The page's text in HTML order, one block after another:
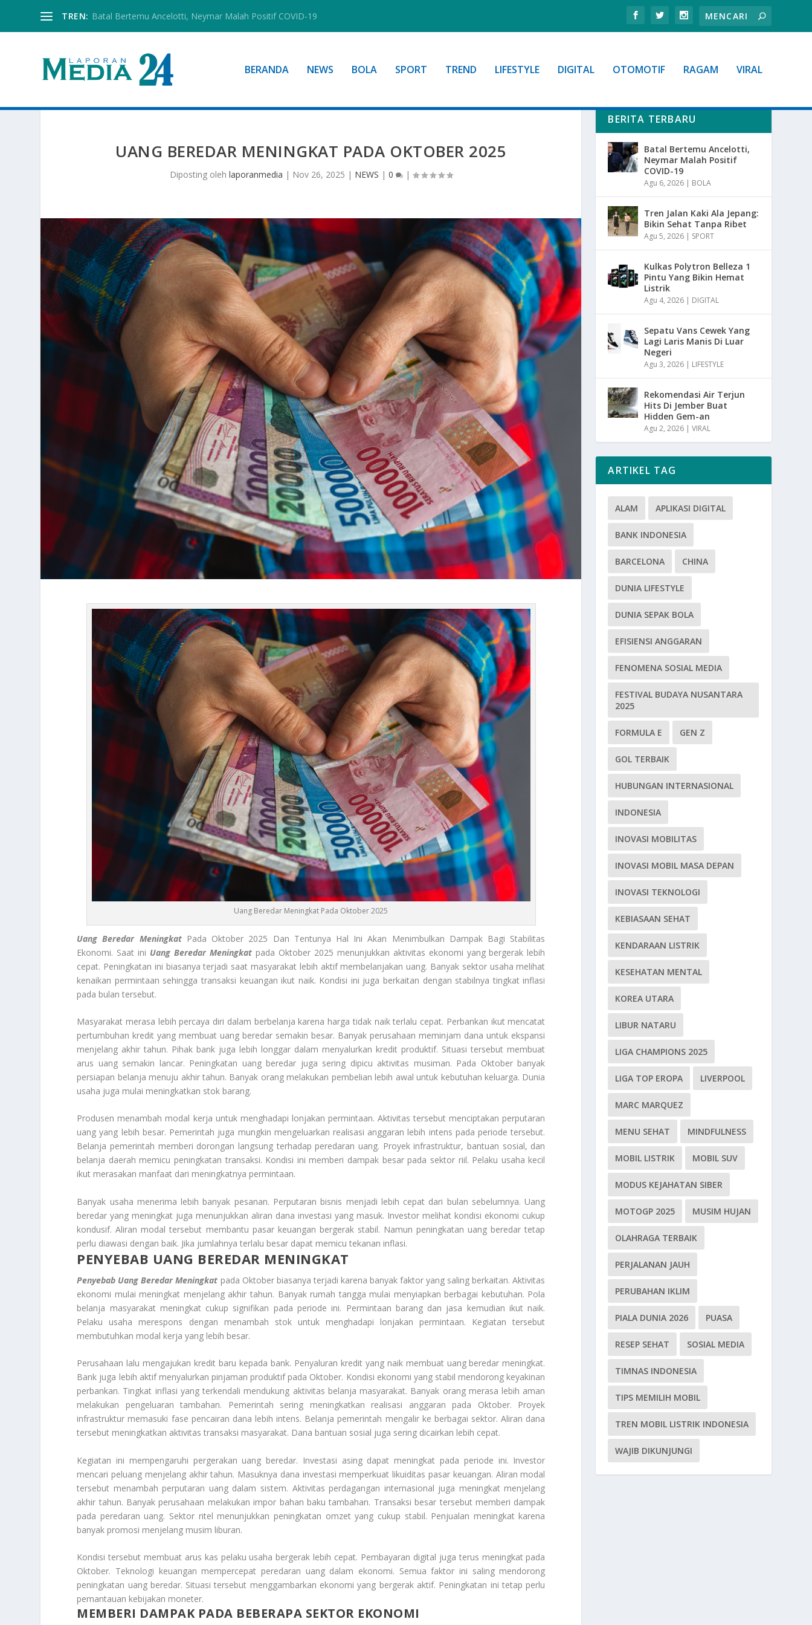
TREN: Batal Bertemu Ancelotti, Neymar Malah Positif COVID-19
BERANDA NEWS BOLA SPORT TREND LIFESTYLE DIGITAL OTOMOTIF RAGAM VIRAL
UANG BEREDAR MENINGKAT PADA OKTOBER 2025
Diposting oleh laporanmedia | Nov 26, 2025 | NEWS | 0 |
Uang Beredar Meningkat Pada Oktober 2025
Uang Beredar MeningkatPada Oktober 2025 Dan Tentunya Hal Ini Akan Menimbulkan Dampak Bagi Stabilitas
Ekonomi. Saat ini Uang Beredar Meningkatpada Oktober 2025 menunjukkan aktivitas ekonomi yang bergerak lebih
cepat. Peningkatan ini biasanya terjadi saat masyarakat lebih aktif membelanjakan uang. Banyak sektor usaha melihat
kenaikan permintaan sehingga transaksi keuangan ikut naik. Kondisi ini juga berkaitan dengan stabilnya tingkat inflasi
pada bulan tersebut.
Masyarakat merasa lebih percaya diri dalam berbelanja karena harga tidak naik terlalu cepat. Perbankan ikut mencatat
pertumbuhan kredit yang membuat uang beredar semakin besar. Banyak perusahaan meminjam dana untuk ekspansi
menjelang akhir tahun. Pihak bank juga lebih longgar dalam menyalurkan kredit produktif. Situasi tersebut membuat
arus uang semakin lancar. Peningkatan uang beredar juga sering dipicu aktivitas musiman. Pada Oktober banyak
persiapan belanja menuju akhir tahun. Banyak orang melakukan pembelian lebih awal untuk kebutuhan keluarga. Dunia
usaha juga mulai meningkatkan stok barang.
Produsen menambah modal kerja untuk menghadapi lonjakan permintaan. Aktivitas tersebut menciptakan perputaran
uang yang lebih besar. Pemerintah juga mungkin mengeluarkan realisasi anggaran lebih intens pada periode tersebut.
Belanja pemerintah memberi dorongan langsung terhadap peredaran uang. Proyek infrastruktur, bantuan sosial, dan
belanja daerah memicu peningkatan transaksi. Kondisi ini memberi dampak besar pada sektor riil. Pelaku usaha kecil
ikut merasakan manfaat dari meningkatnya permintaan.
Banyak usaha menerima lebih banyak pesanan. Perputaran bisnis menjadi lebih cepat dari bulan sebelumnya. Uang
beredar yang meningkat juga menunjukkan aliran dana investasi yang masuk. Investor melihat kondisi ekonomi cukup
kondusif. Aliran modal tersebut membantu pasar keuangan bergerak stabil. Namun peningkatan uang beredar tetap
perlu diawasi dengan baik. Jika jumlahnya terlalu besar dapat memicu tekanan inflasi.
PENYEBAB UANG BEREDAR MENINGKAT
Penyebab Uang Beredar Meningkat pada Oktober biasanya terjadi karena banyak faktor yang saling berkaitan. Aktivitas
ekonomi mulai meningkat menjelang akhir tahun. Banyak rumah tangga mulai menyiapkan berbagai kebutuhan. Pola
belanja masyarakat meningkat cukup signifikan pada periode ini. Permintaan barang dan jasa kemudian ikut naik.
Pelaku usaha merespons dengan menambah stok untuk menghadapi lonjakan permintaan. Kegiatan tersebut
membutuhkan modal kerja yang lebih besar.
Perusahaan lalu mengajukan kredit baru kepada bank. Penyaluran kredit yang naik membuat uang beredar meningkat.
Bank juga lebih aktif menyalurkan pinjaman produktif pada Oktober. Kondisi ekonomi yang stabil mendorong keyakinan
perbankan. Tingkat inflasi yang terkendali mendukung aktivitas belanja masyarakat. Banyak orang merasa lebih aman
melakukan pengeluaran tambahan. Pemerintah sering meningkatkan realisasi anggaran pada Oktober. Proyek
infrastruktur memasuki fase pencairan dana lebih intens. Belanja pemerintah mengalir ke berbagai sektor. Aliran dana
tersebut meningkatkan aktivitas transaksi masyarakat. Dana bantuan sosial juga sering dicairkan lebih cepat.
Kegiatan ini mempengaruhi pergerakan uang beredar. Investasi asing dapat meningkat pada periode ini. Investor
mencari peluang menjelang akhir tahun. Masuknya dana investasi memperkuat likuiditas pasar keuangan. Aliran modal
tersebut menambah perputaran uang dalam sistem. Aktivitas perdagangan internasional juga meningkat menjelang
akhir tahun. Banyak perusahaan melakukan impor bahan baku tambahan. Transaksi besar tersebut memberi dampak
pada peredaran uang. Sektor ritel menunjukkan peningkatan omzet yang cukup stabil. Penjualan meningkat karena
banyak promosi menjelang musim liburan.
Kondisi tersebut membuat arus kas pelaku usaha bergerak lebih cepat. Pembayaran digital juga terus meningkat pada
Oktober. Teknologi keuangan mempercepat peredaran uang dalam ekonomi. Semua faktor ini saling mendorong
peningkatan uang beredar. Situasi tersebut menggambarkan ekonomi yang bergerak aktif. Peningkatan ini tetap perlu
pemantauan kebijakan moneter.
MEMBERI DAMPAK PADA BEBERAPA SEKTOR EKONOMI
BERITA TERBARU
Batal Bertemu Ancelotti,
Neymar Malah Positif
COVID-19
Agu 6, 2026 | BOLA
Tren Jalan Kaki Ala Jepang:
Bikin Sehat Tanpa Ribet
Agu 5, 2026 | SPORT
Kulkas Polytron Belleza 1
Pintu Yang Bikin Hemat
Listrik
Agu 4, 2026 | DIGITAL
Sepatu Vans Cewek Yang
Lagi Laris Manis Di Luar
Negeri
Agu 3, 2026 | LIFESTYLE
Rekomendasi Air Terjun
Hits Di Jember Buat
Hidden Gem-an
Agu 2, 2026 |VIRAL
ARTIKEL TAG
ALAM APLIKASI DIGITAL
BANK INDONESIA
BARCELONA CHINA
DUNIA LIFESTYLE
DUNIA SEPAK BOLA
EFISIENSI ANGGARAN
FENOMENA SOSIAL MEDIA
FESTIVAL BUDAYA NUSANTARA
2025
FORMULA E GEN Z
GOL TERBAIK
HUBUNGAN INTERNASIONAL
INDONESIA
INOVASI MOBILITAS
INOVASI MOBIL MASA DEPAN
INOVASI TEKNOLOGI
KEBIASAAN SEHAT
KENDARAAN LISTRIK
KESEHATAN MENTAL
KOREA UTARA
LIBUR NATARU
LIGA CHAMPIONS 2025
LIGA TOP EROPA LIVERPOOL
MARC MARQUEZ
MENU SEHAT MINDFULNESS
MOBIL LISTRIK MOBIL SUV
MODUS KEJAHATAN SIBER
MOTOGP 2025 MUSIM HUJAN
OLAHRAGA TERBAIK
PERJALANAN JAUH
PERUBAHAN IKLIM
PIALA DUNIA 2026 PUASA
RESEP SEHAT SOSIAL MEDIA
TIMNAS INDONESIA
TIPS MEMILIH MOBIL
TREN MOBIL LISTRIK INDONESIA
WAJIB DIKUNJUNGI